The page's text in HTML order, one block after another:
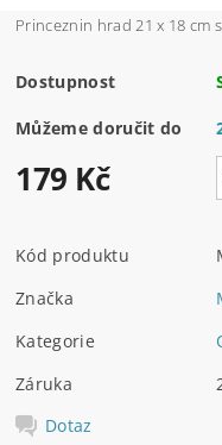
Princeznin hrad 21 x 18 cm
Dostupnost
Můžeme doručit do
179 Kč
Kód produktu
Značka
Kategorie
Záruka
Dotaz